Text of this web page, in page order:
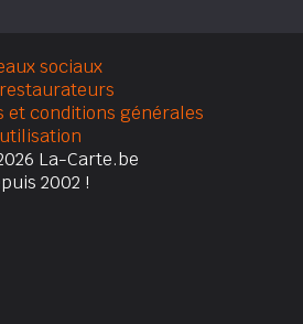
sociaux
et conditions générales
La-Carte.be
2002 !